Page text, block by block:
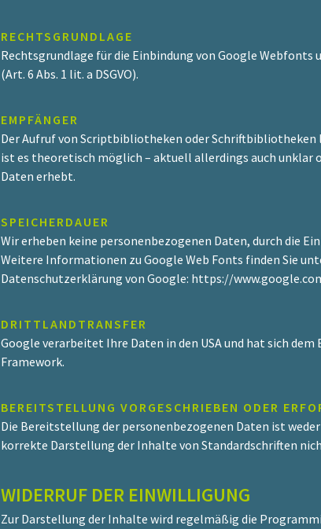
RECHTSGRUNDLAGE
Rechtsgrundlage für die Einbindung von Google
(Art. 6 Abs. 1 lit. a DSGVO).
EMPFÄNGER
Der Aufruf von Scriptbibliotheken oder
ist es theoretisch möglich – aktuell allerdings auch unklar
Daten erhebt.
SPEICHERDAUER
Wir erheben keine personenbezogenen Daten, durch die
Weitere Informationen zu Google Web Fonts finden Sie
Datenschutzerklärung von Google: https://
DRITTLANDTRANSFER
Google verarbeitet Ihre Daten in den USA und hat sich
Framework.
BEREITSTELLUNG VORGESCHRIEBEN ODER
Die Bereitstellung der personenbezogenen Daten ist
korrekte Darstellung der Inhalte von Standardschriften
WIDERRUF DER EINWILLIGUNG
Zur Darstellung der Inhalte wird regelmäßig die